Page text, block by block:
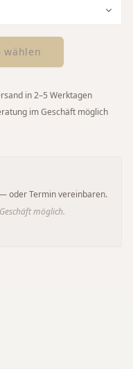
wählen
in 2–5 Werktagen
im Geschäft möglich
oder Termin vereinbaren.
möglich.